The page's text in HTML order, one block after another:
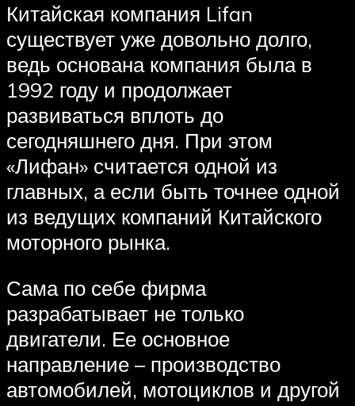
Китайская компания Lifan
существует уже довольно долго,
ведь основана компания была в
1992 году и продолжает
развиваться вплоть до
сегодняшнего дня. При этом
«Лифан» считается одной из
главных, а если быть точнее одной
из ведущих компаний Китайского
моторного рынка.
Сама по себе фирма
разрабатывает не только
двигатели. Ее основное
направление – производство
автомобилей, мотоциклов и другой